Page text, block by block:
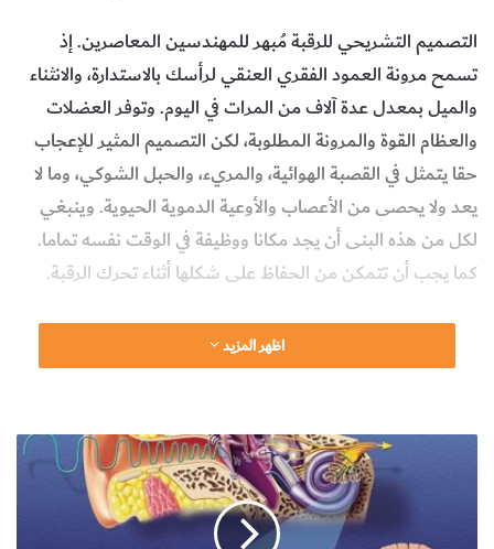
التصميم التشريحي للرقبة مُبهر للمهندسين المعاصرين. إذ
تسمح مرونة العمود الفقري العنقي لرأسك بالاستدارة، والانثناء
والميل بمعدل عدة آلاف من المرات في اليوم. وتوفر العضلات
والعظام القوة والمرونة المطلوبة، لكن التصميم المثير للإعجاب
حقا يتمثل في القصبة الهوائية، والمريء، والحبل الشوكي، وما لا
يعد ولا يحصى من الأعصاب والأوعية الدموية الحيوية. وينبغي
لكل من هذه البنى أن يجد مكانا ووظيفة في الوقت نفسه تماما.
كما يجب أن تتمكن من الحفاظ على شكلها أثناء تحرك الرقبة.
وجميع هذه البنى متكيفة للغاية لتحقيق أهدافها. وتتمتع القصبة
الهوائية بالحماية من قبل حلقة من الغضاريف القوية بحيث لا
وفوقها، تسمح الحنجرة للهواء بالتحرك فوق الأحبال الصوتية
حتى نتمكن من الكلام. ووراءها يوجد المريء، وهو أنبوب عضلي
يمر عبره الطعام والشراب في طريقهما إلى المعدة. وبداخل العظام
الداعمة للعنق يقبع الحبل الشوكي، الذي ينقل الأعصاب الحيوية
اظهر المزيد